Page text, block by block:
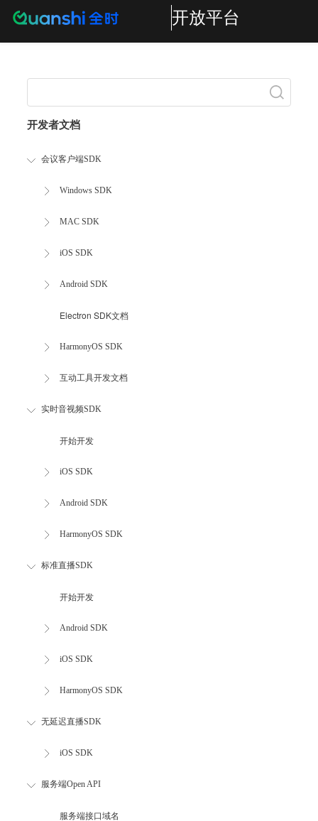
开放平台
开发者文档
会议客户端SDK
Windows SDK
MAC SDK
iOS SDK
Android SDK
Electron SDK文档
HarmonyOS SDK
互动工具开发文档
实时音视频SDK
开始开发
iOS SDK
Android SDK
HarmonyOS SDK
标准直播SDK
开始开发
Android SDK
iOS SDK
HarmonyOS SDK
无延迟直播SDK
iOS SDK
服务端Open API
服务端接口域名